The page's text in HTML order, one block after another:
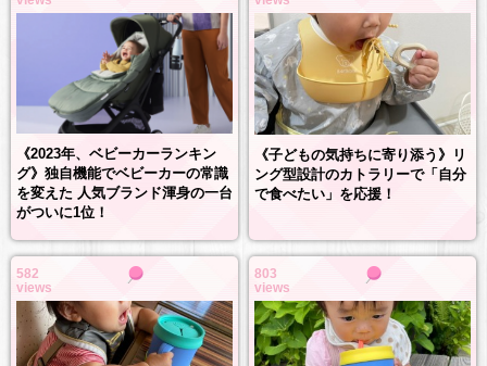
《2023年、ベビーカーランキン
グ》独自機能でベビーカーの常識
を変えた 人気ブランド渾身の一台
がついに1位！
《子どもの気持ちに寄り添う》リ
ング型設計のカトラリーで「自分
で食べたい」を応援！
582
views
803
views